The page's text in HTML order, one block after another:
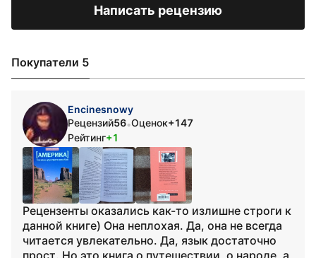
Написать рецензию
Покупатели 5
Encinesnowy
Рецензий56•Оценок+147
Рейтинг+1
Рецензенты оказались как-то излишне строги к
данной книге) Она неплохая. Да, она не всегда
читается увлекательно. Да, язык достаточно
прост. Но это книга о путешествии, о народе, а